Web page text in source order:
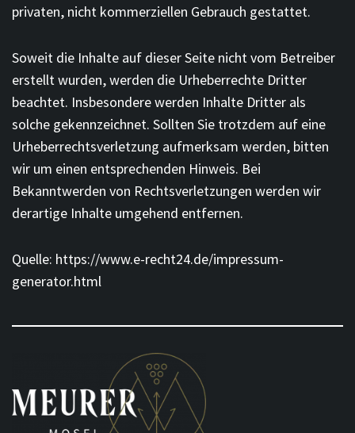
privaten, nicht kommerziellen Gebrauch gestattet.
Soweit die Inhalte auf dieser Seite nicht vom Betreiber
erstellt wurden, werden die Urheberrechte Dritter
beachtet. Insbesondere werden Inhalte Dritter als
solche gekennzeichnet. Sollten Sie trotzdem auf eine
Urheberrechtsverletzung aufmerksam werden, bitten
wir um einen entsprechenden Hinweis. Bei
Bekanntwerden von Rechtsverletzungen werden wir
derartige Inhalte umgehend entfernen.
Quelle: https://www.e-recht24.de/impressum-
generator.html